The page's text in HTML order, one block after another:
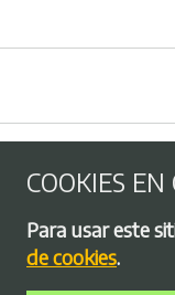
Menú del pie
COOKIES EN
Para usar este
de cookies.